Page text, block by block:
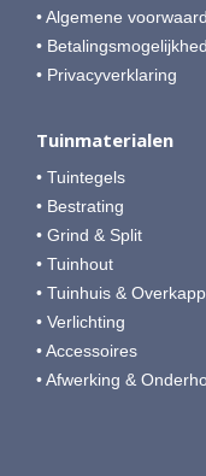
• Algemene
•
• Privacyverklaring
Tuinmaterialen
• Tuintegels
• Bestrating
• Grind & Split
• Tuinhout
• Tuinhuis &
• Verlichting
• Accessoires
• Afwerking &